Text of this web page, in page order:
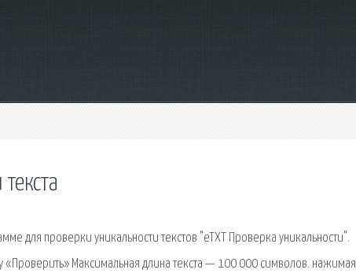
для проверки уникальности текстов "eTXT Проверка уникальности".
«Проверить» Максимальная длина текста — 100 000 символов. нажимая